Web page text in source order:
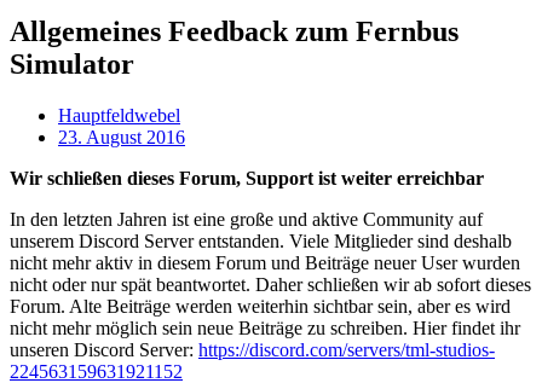
Allgemeines Feedback zum Fernbus
Simulator
Hauptfeldwebel
23. August 2016
Wir schließen dieses Forum, Support ist weiter erreichbar
In den letzten Jahren ist eine große und aktive Community auf
unserem Discord Server entstanden. Viele Mitglieder sind deshalb
nicht mehr aktiv in diesem Forum und Beiträge neuer User wurden
nicht oder nur spät beantwortet. Daher schließen wir ab sofort dieses
Forum. Alte Beiträge werden weiterhin sichtbar sein, aber es wird
nicht mehr möglich sein neue Beiträge zu schreiben. Hier findet ihr
unseren Discord Server: https://discord.com/servers/tml-studios-
224563159631921152